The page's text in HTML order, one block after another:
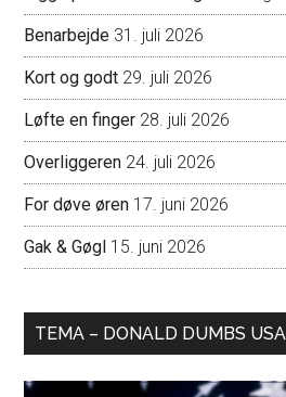
Benarbejde 31. juli 2026
Kort og godt 29. juli 2026
Løfte en finger 28. juli 2026
Overliggeren 24. juli 2026
For døve øren 17. juni 2026
Gak & Gøgl 15. juni 2026
TEMA – DONALD DUMBS USA